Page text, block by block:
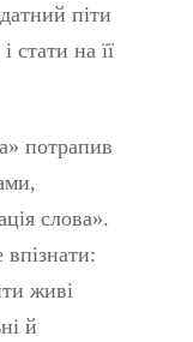
піти
стати на її
потрапив
слова».
живі
й